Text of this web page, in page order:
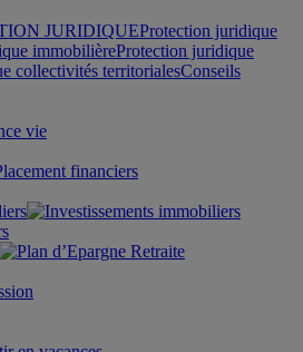
JURIDIQUEProtection juridique
immobilièreProtection juridique
collectivités territorialesConseils